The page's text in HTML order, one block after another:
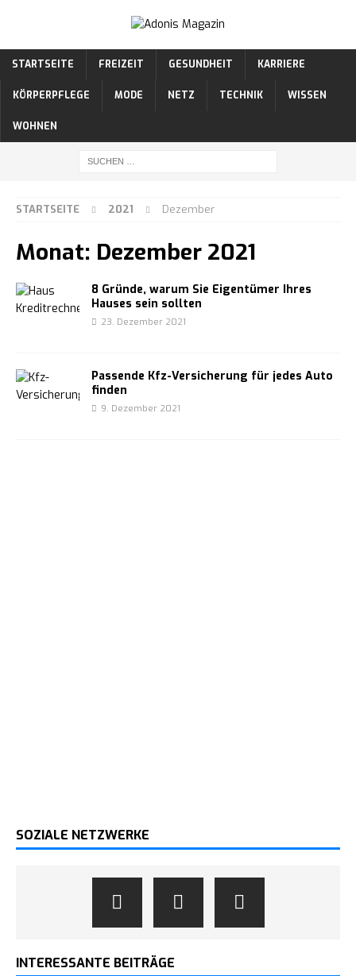
STARTSEITE FREIZEIT GESUNDHEIT KARRIERE
KÖRPERPFLEGE MODE NETZ TECHNIK WISSEN
WOHNEN
STARTSEITE 2021 Dezember
Monat: Dezember 2021
8 Gründe, warum Sie Eigentümer Ihres
Hauses sein sollten
23. Dezember 2021
Passende Kfz-Versicherung für jedes Auto
finden
9. Dezember 2021
SOZIALE NETZWERKE
INTERESSANTE BEITRÄGE